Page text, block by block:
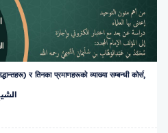
र तिनका प्रमाणहरूको व्याख्या सम्बन्धी कोर्स,